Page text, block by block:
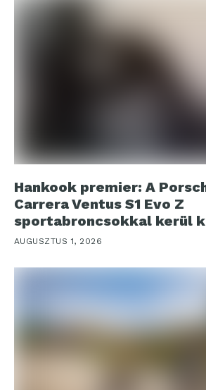
Hankook premier: A
Carrera Ventus S1 Evo Z
sportabroncsokkal kerül
AUGUSZTUS 1, 2026